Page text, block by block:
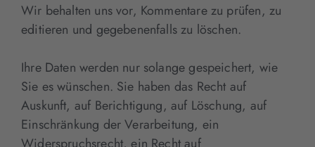
Wir behalten uns vor, Kommentare zu prüfen, zu
editieren und gegebenenfalls zu löschen.
Ihre Daten werden nur solange gespeichert, wie
Sie es wünschen. Sie haben das Recht auf
Auskunft, auf Berichtigung, auf Löschung, auf
Einschränkung der Verarbeitung, ein
Widerspruchsrecht, ein Recht auf